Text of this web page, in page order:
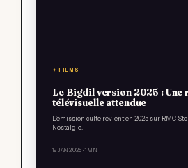
✦ FILMS
Le Bigdil version 2025 : Une
télévisuelle attendue
L'émission culte revient en 2025 sur RMC
Nostalgie.
19 JAN 2025 · 1 MIN